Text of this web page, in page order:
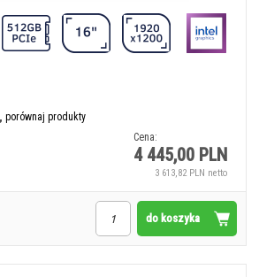
porównaj produkty
Cena:
4 445,00 PLN
3 613,82 PLN netto
do koszyka